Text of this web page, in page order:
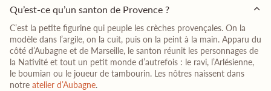
Qu’est-ce qu’un santon de Provence ?
C’est la petite figurine qui peuple les crèches provençales. On la
modèle dans l’argile, on la cuit, puis on la peint à la main. Apparu du
côté d’Aubagne et de Marseille, le santon réunit les personnages de
la Nativité et tout un petit monde d’autrefois : le ravi, l’Arlésienne,
le boumian ou le joueur de tambourin. Les nôtres naissent dans
notre atelier d’Aubagne.